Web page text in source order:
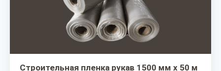
Строительная пленка рукав 1500 мм х 50 м